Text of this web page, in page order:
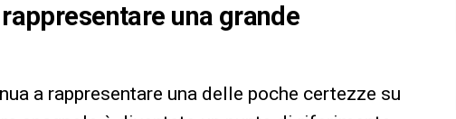
una grande
a rappresentare una delle poche certezze su